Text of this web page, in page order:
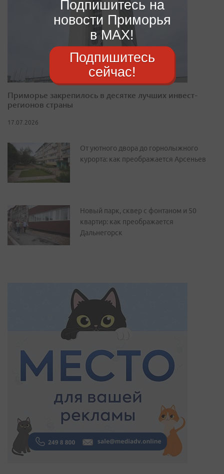
Приморье закрепилось в десятке лучших инвест-
регионов страны
17.07.2026
От уютного двора до горнолыжного
курорта: как преображается Арсеньев
Новый парк, сквер с фонтаном и 50
квартир: как преображается
Дальнегорск
Подпишитесь на
новости Приморья
в MAX!
Подпишитесь
сейчас!